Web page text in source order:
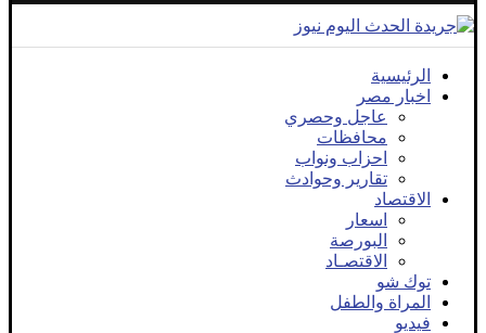
الرئيسية
اخبار مصر
عاجل وحصري
محافظات
احزاب ونواب
تقارير وحوادث
الاقتصاد
اسعار
البورصة
الاقتصـاد
توك شو
المراة والطفل
فيديو